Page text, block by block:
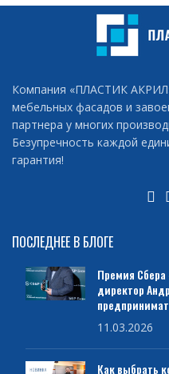
Компания «ПЛАСТИК
мебельных фасадов и
партнера у многих
Безупречность каждой
гарантия!
ПОСЛЕДНЕЕ В БЛОГЕ
Премия
директор
11.03.2026
Как выбрать